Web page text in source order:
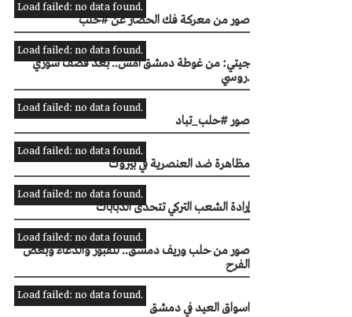
Load failed: no data found.
صور من معركة فك الحصار عن #حلب
Load failed: no data found.
جيتي: من غوطة دمشق أمس.. بعد قصف سوري
روسي.
Load failed: no data found.
صور #حلب_تباد
Load failed: no data found.
مظاهرة ضد العنصرية في بيروت
Load failed: no data found.
إرادة الشعب التركي تتحدى الدبابات
Load failed: no data found.
صور من حلب وريف دمشق.. للقبور والدعاء وبعض
الفرح
Load failed: no data found.
اسواق العيد في دمشق